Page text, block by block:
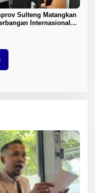
Sulteng Matangkan
Internasional